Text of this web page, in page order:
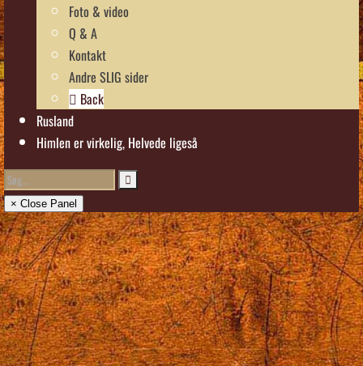
Foto & video
Q & A
Kontakt
Andre SLIG sider
Back
Rusland
Himlen er virkelig, Helvede ligeså
× Close Panel